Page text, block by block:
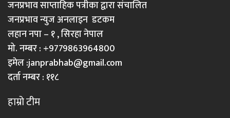
जनप्रभाव साप्ताहिक पत्रीका द्वारा संचालित
जनप्रभाव न्युज अनलाइन डटकम
लहान नपा – १ , सिरहा नेपाल
मो. नम्बर : +9779863964800
इमेल :janprabhab@gmail.com
दर्ता नम्बर : ११८
हाम्रो टीम